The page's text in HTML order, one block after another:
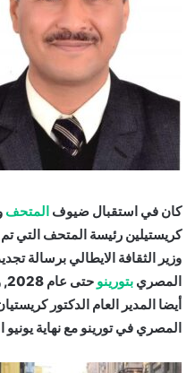
كان في استقبال ضيوف المتحف
كريستيلين رئيسة المتحف التي
وزير الثقافة الايطالي برسالة
المصري بتورينو
أيضا المدير العام الدكتور
المصري في تورينو مع نهاية يونيو